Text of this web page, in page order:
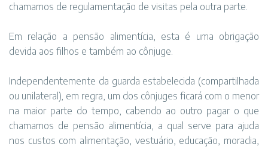
chamamos de regulamentação de visitas pela outra parte.
Em relação a pensão alimentícia, esta é uma obrigação
devida aos filhos e também ao cônjuge.
Independentemente da guarda estabelecida (compartilhada
ou unilateral), em regra, um dos cônjuges ficará com o menor
na maior parte do tempo, cabendo ao outro pagar o que
chamamos de pensão alimentícia, a qual serve para ajuda
nos custos com alimentação, vestuário, educação, moradia,